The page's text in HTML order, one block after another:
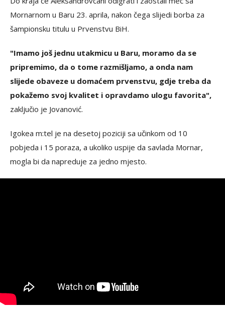
Mornarnom u Baru 23. aprila, nakon čega slijedi borba za
šampionsku titulu u Prvenstvu BiH.
"Imamo još jednu utakmicu u Baru, moramo da se
pripremimo, da o tome razmišljamo, a onda nam
slijede obaveze u domaćem prvenstvu, gdje treba da
pokažemo svoj kvalitet i opravdamo ulogu favorita",
zaključio je Jovanović.
Igokea m:tel je na desetoj poziciji sa učinkom od 10
pobjeda i 15 poraza, a ukoliko uspije da savlada Mornar,
mogla bi da napreduje za jedno mjesto.